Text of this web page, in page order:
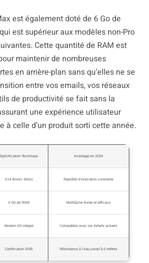
est également doté de 6 Go de
est supérieur aux modèles non-Pro
Cette quantité de RAM est
maintenir de nombreuses
en arrière-plan sans qu’elles ne se
entre vos emails, vos réseaux
de productivité se fait sans la
une expérience utilisateur
à celle d’un produit sorti cette année.
Spécification Technique Avantage en 2024
A14 Bionic (5nm) Rapidité d’exécution constante
6 Go de RAM Multitâche fluide et efficace
Modem 5G intégré Compatible avec les forfaits actuels
Certification IP68 Résistance à l’eau jusqu’à 6 mètres